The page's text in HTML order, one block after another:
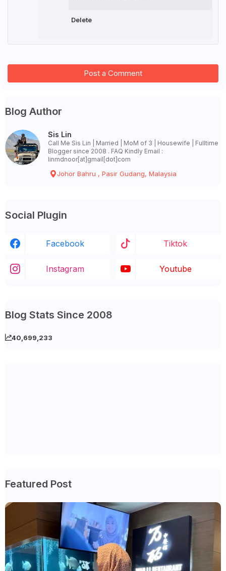
Delete
Post a Comment
Blog Author
Sis Lin
Call Me Sis Lin | Married | MoM of 3 | Housewife | Fulltime
Blogger since 2008 . FAQ Kindly Email :
linmdnoor[at]gmail[dot]com
Johor Bahru , Pasir Gudang, Malaysia
Social Plugin
Facebook Tiktok
Instagram Youtube
Blog Stats Since 2008
40,699,233
Featured Post